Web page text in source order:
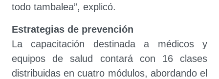
todo tambalea”, explicó.
Estrategias de prevención
La capacitación destinada a médicos y
equipos de salud contará con 16 clases
distribuidas en cuatro módulos, abordando el